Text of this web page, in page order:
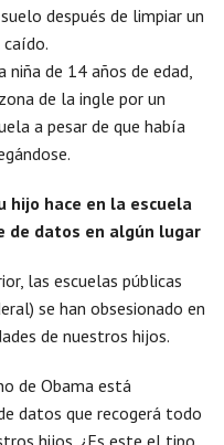
después de limpiar un
niña de 14 años de edad,
de la ingle por un
a pesar de que había
hace en la escuela
de datos en algún lugar
las escuelas públicas
se han obsesionado en
de nuestros hijos.
de Obama está
datos que recogerá todo
hijos. ¿Es este el tipo